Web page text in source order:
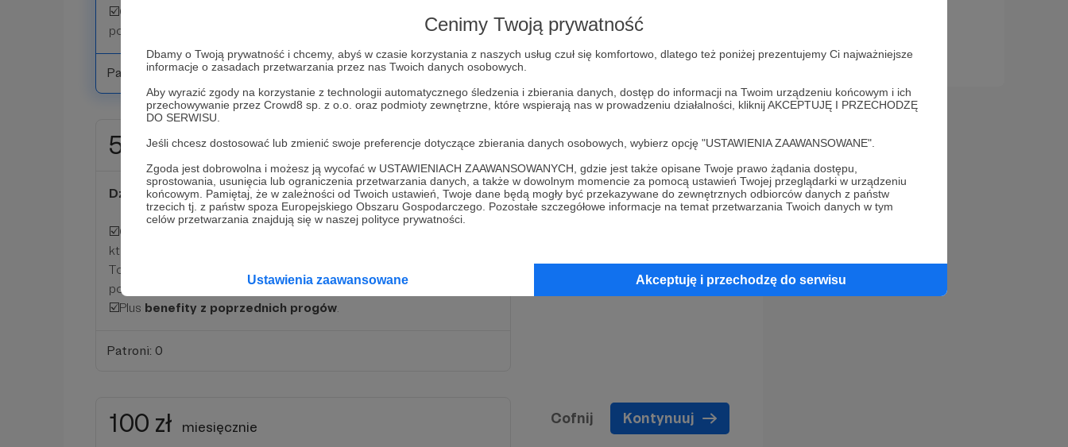
Cenimy Twoją prywatność
Dbamy o Twoją prywatność i chcemy, abyś w czasie korzystania z naszych usług czuł się komfortowo, dlatego też poniżej prezentujemy Ci najważniejsze
informacje o zasadach przetwarzania przez nas Twoich danych osobowych.
Aby wyrazić zgody na korzystanie z technologii automatycznego śledzenia i zbierania danych, dostęp do informacji na Twoim urządzeniu końcowym i ich
przechowywanie przez Crowd8 sp. z o.o. oraz podmioty zewnętrzne, które wspierają nas w prowadzeniu działalności, kliknij AKCEPTUJĘ I PRZECHODZĘ
DO SERWISU.
Jeśli chcesz dostosować lub zmienić swoje preferencje dotyczące zbierania danych osobowych, wybierz opcję "USTAWIENIA ZAAWANSOWANE".
Zgoda jest dobrowolna i możesz ją wycofać w USTAWIENIACH ZAAWANSOWANYCH, gdzie jest także opisane Twoje prawo żądania dostępu,
sprostowania, usunięcia lub ograniczenia przetwarzania danych, a także w dowolnym momencie za pomocą ustawień Twojej przeglądarki w urządzeniu
końcowym. Pamiętaj, że w zależności od Twoich ustawień, Twoje dane będą mogły być przekazywane do zewnętrznych odbiorców danych z państw
trzecich tj. z państw spoza Europejskiego Obszaru Gospodarczego. Pozostałe szczegółowe informacje na temat przetwarzania Twoich danych w tym
celów przetwarzania znajdują się w naszej polityce prywatności.
Ustawienia zaawansowane Akceptuję i przechodzę do serwisu
☑️Cyklicznie otrzymasz
poruszać istotne społecznie tematy.
Patroni: 1
50 zł miesięcznie
Dziękuję!💜
☑️Od dziś masz
które będą odbywać się co dwa miesiące.
To tam będziemy mogli dłużej pogadać na bliskie nam tematy i
powymieniać się spostrzeżeniami
☑️Plus benefity z poprzednich progów.
Patroni: 0
100 zł miesięcznie
Cofnij Kontynuuj